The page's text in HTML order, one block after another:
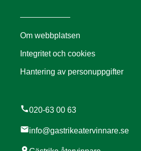
Om webbplatsen
Integritet och cookies
Hantering av personuppgifter
call020-63 00 63
mailinfo@gastrikeatervinnare.se